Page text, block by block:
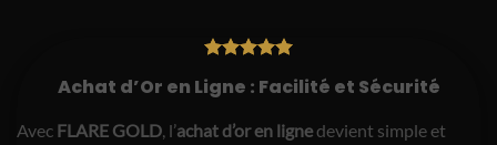
Achat d’Or en Ligne : Facilité et Sécurité
Avec FLARE GOLD, l’achat d’or en lignedevient simple et